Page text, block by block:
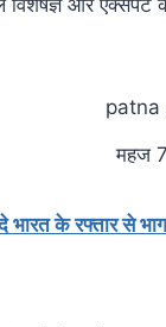
महज
भारत के रफ्तार से